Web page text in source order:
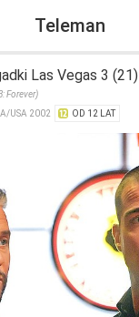
Teleman
Las Vegas 3 (21)
Forever)
​USA 2002
OD 12 LAT